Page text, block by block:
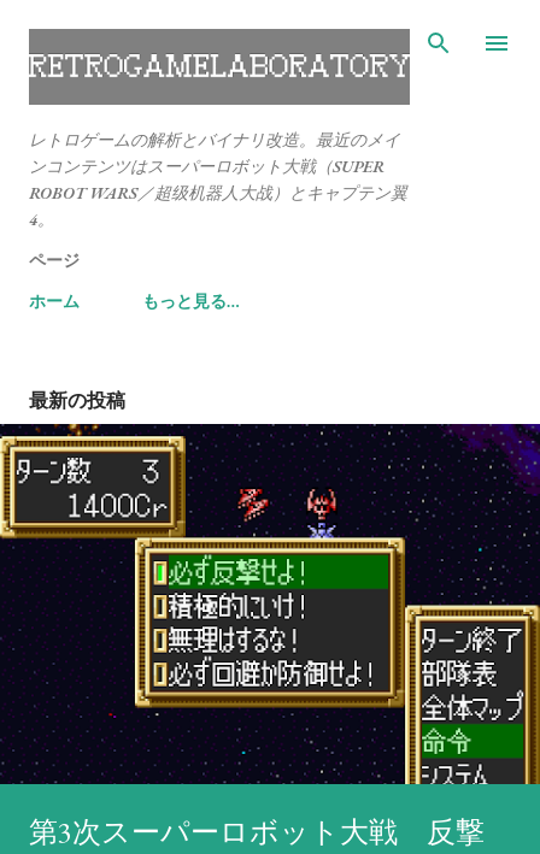
スキップしてメイン コンテンツに移動
レトロゲームの解析とバイナリ改造。最近のメイ
ンコンテンツはスーパーロボット大戦（SUPER
ROBOT WARS／超级机器人大战）とキャプテン翼
4。
ページ
ホーム
もっと見る…
最新の投稿
第3次スーパーロボット大戦 反撃